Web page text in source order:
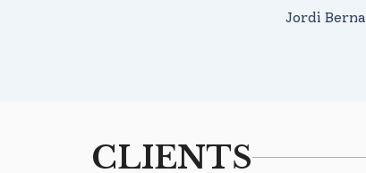
Jordi
CLIENTS